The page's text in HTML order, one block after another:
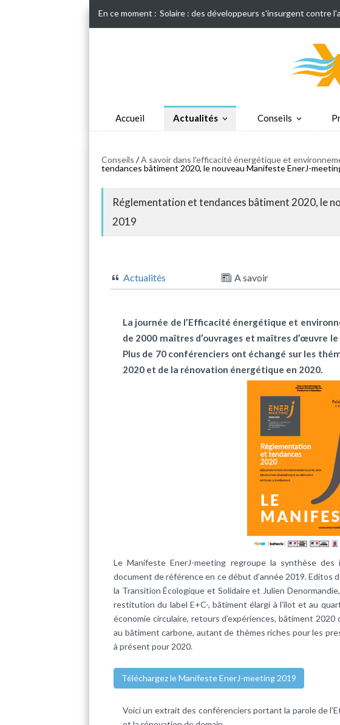
En ce moment : Solaire : des développeurs s'insurgent contre
Accueil Actualités Conseils
Conseils /A savoir dans l'efficacité énergétique et
tendances bâtiment 2020, le nouveau Manifeste EnerJ-
Réglementation et tendances bâtiment 2020, le
2019
Actualités A savoir
La journée de l’Efficacité énergétique et
de 2000 maîtres d’ouvrages et maîtres d’œuvre
Plus de 70 conférenciers ont échangé sur les
2020 et de la rénovation énergétique en 2020.
Le Manifeste EnerJ-meeting regroupe la synthèse
document de référence en ce début d’année 2019. Editos
la Transition Écologique et Solidaire et Julien
restitution du label E+C-, bâtiment élargi à l’îlot et au
économie circulaire, retours d’expériences, bâtiment
au bâtiment carbone, autant de thèmes riches pour les
à présent pour 2020.
Téléchargez le Manifeste EnerJ-meeting 2019
Voici un extrait des conférenciers portant la parole de